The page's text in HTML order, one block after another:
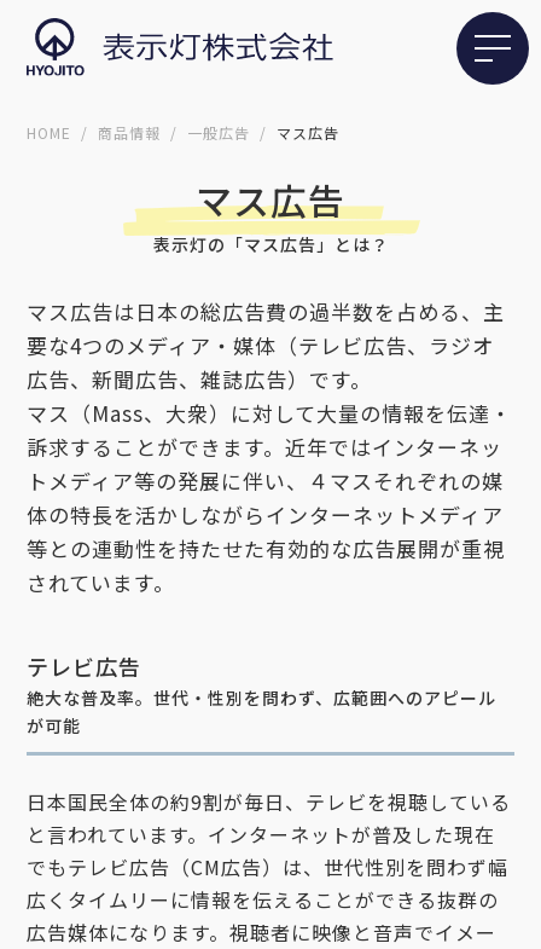
HOME 商品情報 一般広告 マス広告
マス広告
表示灯の「マス広告」とは？
マス広告は日本の総広告費の過半数を占める、主
要な4つのメディア・媒体（テレビ広告、ラジオ
広告、新聞広告、雑誌広告）です。
マス（Mass、大衆）に対して大量の情報を伝達・
訴求することができます。近年ではインターネッ
トメディア等の発展に伴い、４マスそれぞれの媒
体の特長を活かしながらインターネットメディア
等との連動性を持たせた有効的な広告展開が重視
されています。
テレビ広告
絶大な普及率。世代・性別を問わず、広範囲へのアピール
が可能
日本国民全体の約9割が毎日、テレビを視聴している
と言われています。インターネットが普及した現在
でもテレビ広告（CM広告）は、世代性別を問わず幅
広くタイムリーに情報を伝えることができる抜群の
広告媒体になります。視聴者に映像と音声でイメー